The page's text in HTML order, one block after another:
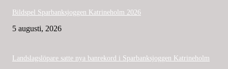
Bildspel Sparbanksjoggen Katrineholm 2026
5 augusti, 2026
Landslagslöpare satte nya banrekord i Sparbanksjoggen Katrineholm